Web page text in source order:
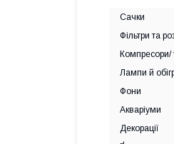
Сачки
Фільтри та
Компресори/
Лампи й
Фони
Акваріуми
Декорації